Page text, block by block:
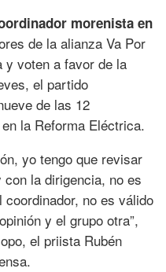
morenista en
de la alianza Va Por
y voten a favor de la
el partido
de las 12
la Reforma Eléctrica.
yo tengo que revisar
la dirigencia, no es
no es válido
y el grupo otra”,
el priista Rubén